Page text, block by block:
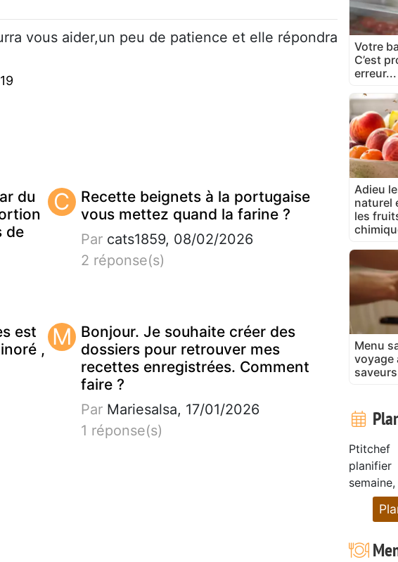
vous aider,un peu de patience et elle répondra
du
de
C
Recette beignets à la portugaise
vous mettez quand la farine ?
Parcats1859, 08/02/2026
2 réponse(s)
est
, M Bonjour. Je souhaite créer des
dossiers pour retrouver mes
recettes enregistrées. Comment
faire ?
ParMariesalsa, 17/01/2026
1 réponse(s)
Votre
C’est
erreur...
Adieu
naturel
les
Menu
voyage